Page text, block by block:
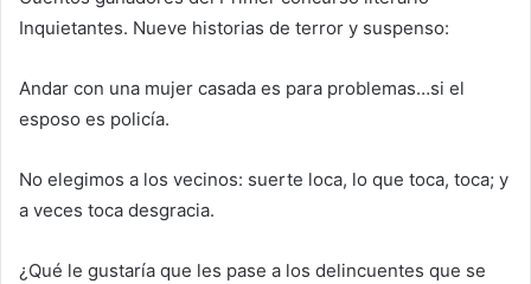
Inquietantes. Nueve historias de terror y suspenso:
Andar con una mujer casada es para problemas…si el
esposo es policía.
No elegimos a los vecinos: suerte loca, lo que toca, toca; y
a veces toca desgracia.
¿Qué le gustaría que les pase a los delincuentes que se